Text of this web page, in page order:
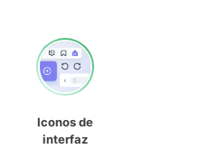
Iconos de
interfaz